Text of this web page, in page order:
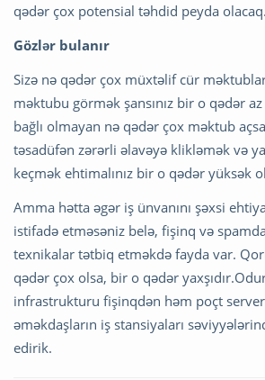
qədər çox potensial təhdid peyda olacaq.
Gözlər bulanır
Sizə nə qədər çox müxtəlif cür
məktubu görmək şansınız bir o qədər
bağlı olmayan nə qədər çox məktub
təsadüfən zərərli əlavəyə klikləmək və
keçmək ehtimalınız bir o qədər yüksək
Amma hətta əgər iş ünvanını şəxsi
istifadə etməsəniz belə, fişinq və
texnikalar tətbiq etməkdə fayda var.
qədər çox olsa, bir o qədər
infrastrukturu fişinqdən həm poçt
əməkdaşların iş stansiyaları
edirik.